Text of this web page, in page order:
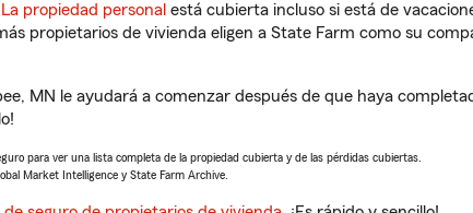
La propiedad personal está cubierta incluso si está de
propietarios de vivienda eligen a State Farm como su
MN le ayudará a comenzar después de que haya
para ver una lista completa de la propiedad cubierta y de las pérdidas cubiertas.
Market Intelligence y State Farm Archive.